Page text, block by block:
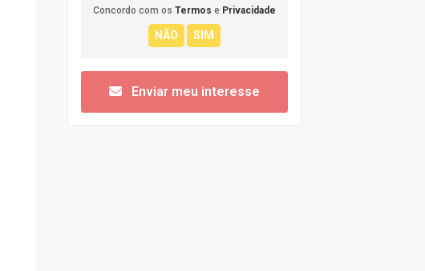
Concordo com os Termos e Privacidade
Enviar meu interesse